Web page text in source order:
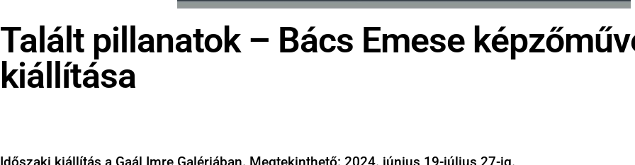
Talált pillanatok – Bács Emese
kiállítása
Időszaki kiállítás a Gaál Imre Galériában. Megtekinthető: 2024. június 19-július 27-ig.